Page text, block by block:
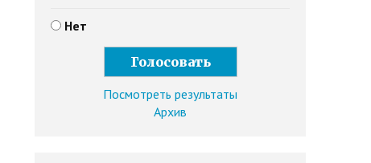
Нет
Посмотреть результаты
Архив